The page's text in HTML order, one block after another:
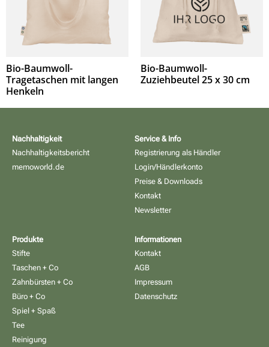
Bio-Baumwoll-
Tragetaschen mit langen
Henkeln
Bio-Baumwoll-
Zuziehbeutel 25 x 30 cm
Nachhaltigkeit
Nachhaltigkeitsbericht
memoworld.de
Service & Info
Registrierung als Händler
Login/Händlerkonto
Preise & Downloads
Kontakt
Newsletter
Produkte
Stifte
Taschen + Co
Zahnbürsten + Co
Büro + Co
Spiel + Spaß
Tee
Reinigung
Informationen
Kontakt
AGB
Impressum
Datenschutz